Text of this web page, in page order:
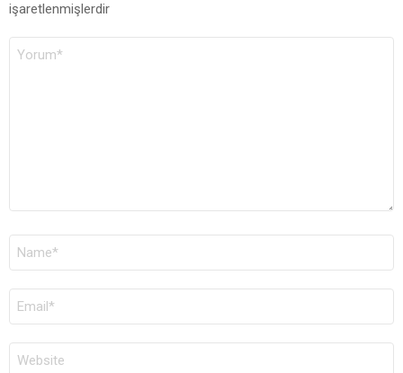
işaretlenmişlerdir
YORUM
AD
E-
POSTA
İNTERNET
SITESI